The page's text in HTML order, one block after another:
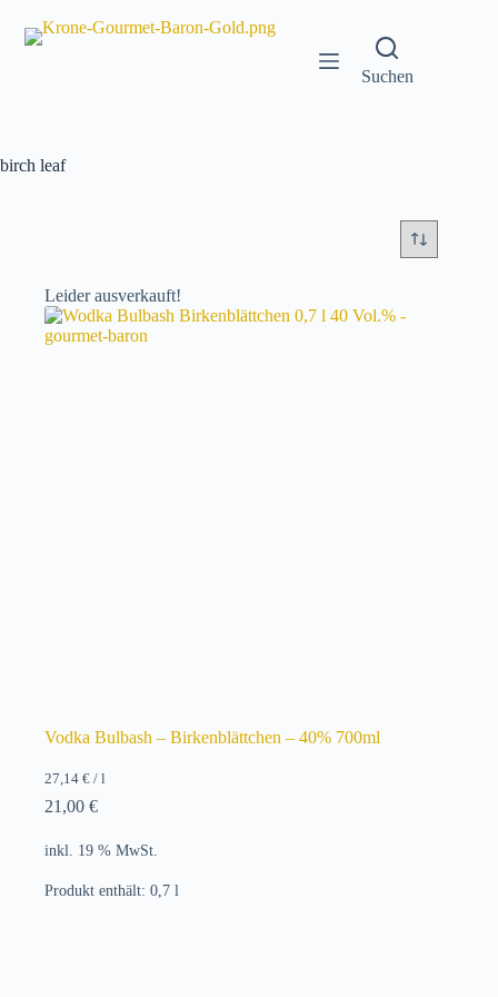
Inhalt
springen
Suchen
birch leaf
Leider ausverkauft!
Vodka Bulbash – Birkenblättchen – 40% 700ml
27,14 € / l
21,00 €
inkl. 19 % MwSt.
Produkt enthält: 0,7 l